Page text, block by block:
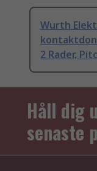
Wurth
kontaktdon
2 Rader,
Håll dig
senaste